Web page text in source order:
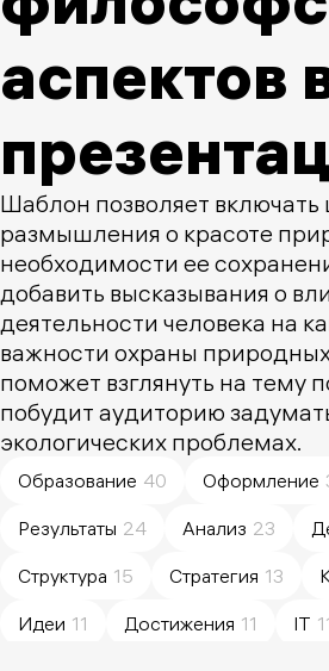
аспектов
Шаблон позволяет включать
размышления о красоте
необходимости ее
добавить высказывания о
деятельности человека на
важности охраны
поможет взглянуть на тему
побудит аудиторию
экологических проблемах.
Образование 40 Оформление
Результаты 24 Анализ 23
Структура 15 Стратегия 13
Идеи 11 Достижения 11 IT